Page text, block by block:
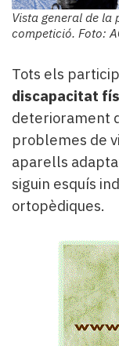
Vista general de la
competició. Foto:
Tots els
discapacitat
deteriorament
problemes de
aparells
siguin esquís
ortopèdiques.